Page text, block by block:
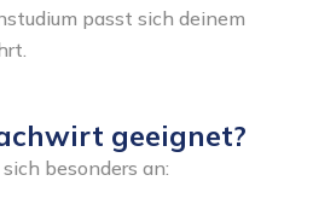
passt sich deinem
geeignet?
besonders an: